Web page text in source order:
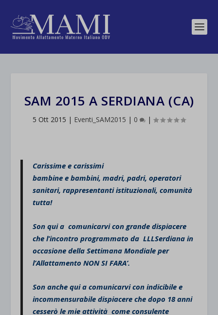
SAM 2015 A SERDIANA (CA)
5 Ott 2015 | Eventi_SAM2015 | 0 |
Carissime e carissimi
bambine e bambini, madri, padri, operatori
sanitari, rappresentanti istituzionali, comunità
tutta!
Son qui a comunicarvi con grande dispiacere
che l’incontro programmato da LLLSerdiana in
occasione della Settimana Mondiale per
l’Allattamento NON SI FARA’.
Son anche qui a comunicarvi con indicibile e
incommensurabile dispiacere che dopo 18 anni
cesserò le mie attività come consulente